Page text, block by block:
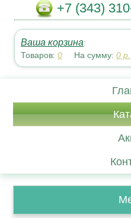
+7 (343)
Ваша корзина:
Товаров:0 На сумму:0 р.